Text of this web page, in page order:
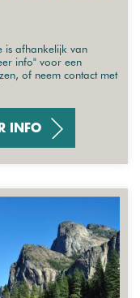
is afhankelijk van
info" voor een
of neem contact met
INFO